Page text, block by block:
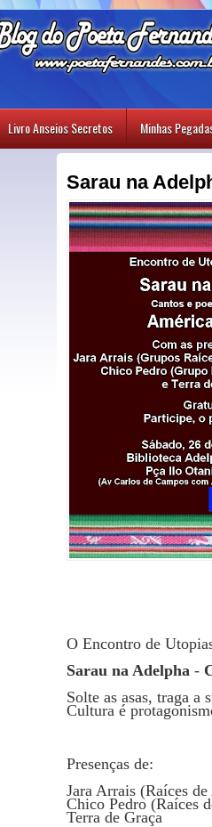
Livro Anseios Secretos Minhas
Sarau na
O Encontro de
Sarau na Adelpha -
Solte as asas, traga a
Cultura é
Presenças de:
Jara Arrais (Raíces
Chico Pedro (Raíces
Terra de Graça